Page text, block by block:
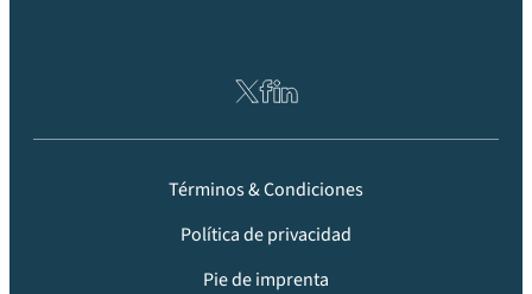
Términos & Condiciones
Política de privacidad
Pie de imprenta